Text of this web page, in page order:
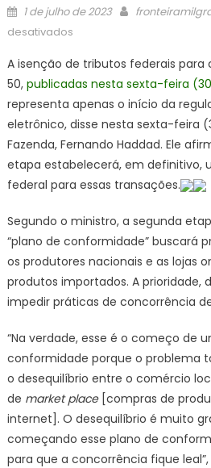
Posted
on
1 de julho de 2023 Author
desativadosem
federal
sobre
comércio
eletrônico
ficará
para
segunda
A isenção de tributos federais para
50, publicadas nesta sexta-feira
representa apenas o início da
eletrônico, disse nesta sexta-feira
Fazenda, Fernando Haddad. Ele
etapa estabelecerá, em definitivo,
federal para essas transações.
Segundo o ministro, a segunda
“plano de conformidade” buscará
os produtores nacionais e as lojas
produtos importados. A prioridade,
impedir práticas de concorrência
“Na verdade, esse é o começo de
conformidade porque o problema
o desequilíbrio entre o comércio
de market place[compras de
internet]. O desequilíbrio é muito
começando esse plano de
para que a concorrência fique